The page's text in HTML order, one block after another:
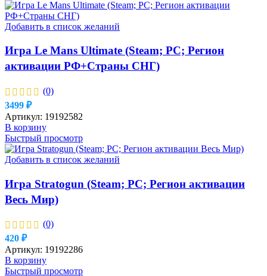
Добавить в список желаний
Игра Le Mans Ultimate (Steam; PC; Регион
активации РФ+Страны СНГ)
(0)
3499 ₽
Артикул: 19192582
В корзину
Быстрый просмотр
Добавить в список желаний
Игра Stratogun (Steam; PC; Регион активации
Весь Мир)
(0)
420 ₽
Артикул: 19192286
В корзину
Быстрый просмотр